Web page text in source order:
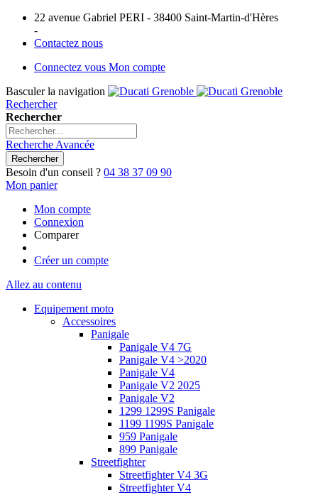
22 avenue Gabriel PERI - 38400 Saint-Martin-d'Hères
-
Contactez nous
Connectez vous Mon compte
Basculer la navigation
Rechercher
Rechercher
Recherche Avancée
Rechercher
Besoin d'un conseil ? 04 38 37 09 90
Mon panier
Mon compte
Connexion
Comparer
Créer un compte
Allez au contenu
Equipement moto
Accessoires
Panigale
Panigale V4 7G
Panigale V4 >2020
Panigale V4
Panigale V2 2025
Panigale V2
1299 1299S Panigale
1199 1199S Panigale
959 Panigale
899 Panigale
Streetfighter
Streetfighter V4 3G
Streetfighter V4